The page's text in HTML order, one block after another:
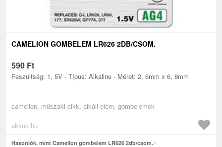
CAMELION GOMBELEM LR626 2DB/CSOM.
590 Ft
Feszültség: 1, 5V - Típus: Alkaline - Méret: 2, 6mm x 6, 8mm
camelion, műszaki cikk, alkáli elem, gombelemek
akkuk.hu
Hasonlók, mint Camelion gombelem LR626 2db/csom.